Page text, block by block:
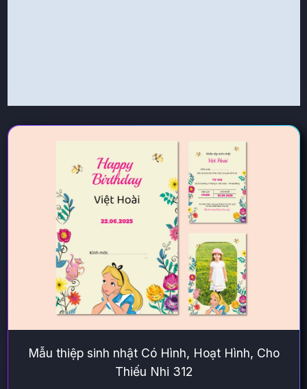
Mẫu thiệp sinh nhật Có Hình, Hoạt Hình, Cho
Thiếu Nhi 312